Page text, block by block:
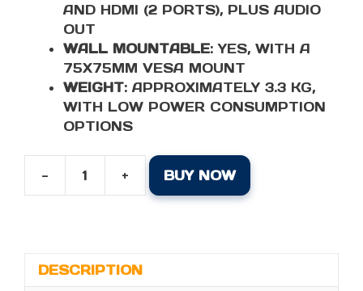
AND HDMI (2 PORTS), PLUS AUDIO
OUT
WALL MOUNTABLE: YES, WITH A
75X75MM VESA MOUNT
WEIGHT: APPROXIMATELY 3.3 KG,
WITH LOW POWER CONSUMPTION
OPTIONS
-
WALTON
CINEXA
+ BUY NOW
DESCRIPTION